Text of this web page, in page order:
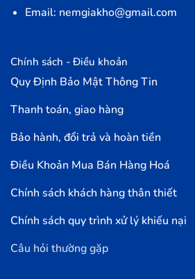
Email: nemgiakho@gmail.com
Chính sách - Điều khoản
Quy Định Bảo Mật Thông Tin
Thanh toán, giao hàng
Bảo hành, đổi trả và hoàn tiền
Điều Khoản Mua Bán Hàng Hoá
Chính sách khách hàng thân thiết
Chính sách quy trình xử lý khiếu nại
Câu hỏi thường gặp